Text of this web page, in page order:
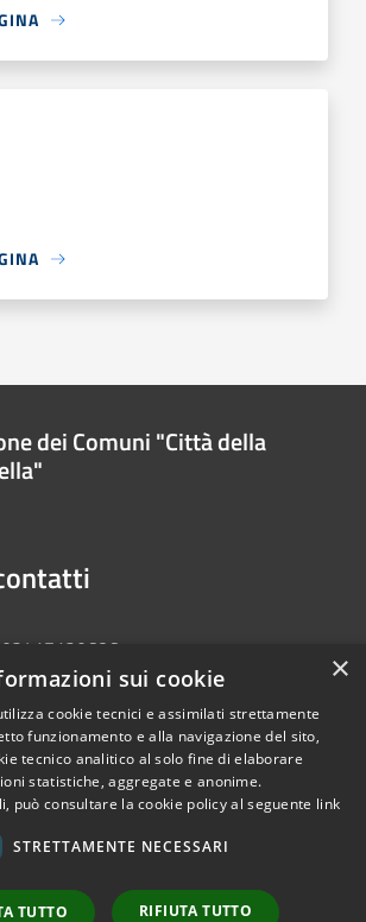
dei Comuni "Città della
02417120686
Copyright © 2026 • Unione dei
Powered byMunicipium
×
sui cookie
cookie tecnici e assimilati strettamente
funzionamento e alla navigazione del sito,
tecnico analitico al solo fine di elaborare
statistiche, aggregate e anonime.
può consultare la cookie policy al seguente link
STRETTAMENTE NECESSARI
TUTTO RIFIUTA TUTTO